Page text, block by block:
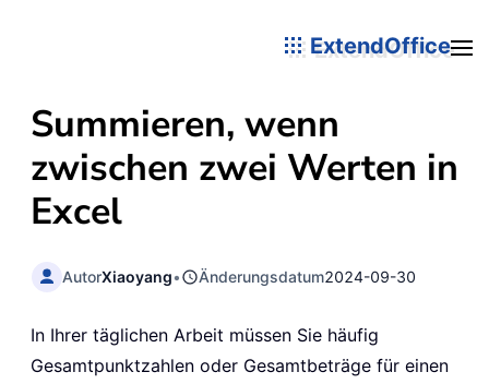
ExtendOffice
Summieren, wenn
zwischen zwei Werten in
Excel
AutorXiaoyang• Änderungsdatum2024-09-30
In Ihrer täglichen Arbeit müssen Sie häufig
Gesamtpunktzahlen oder Gesamtbeträge für einen